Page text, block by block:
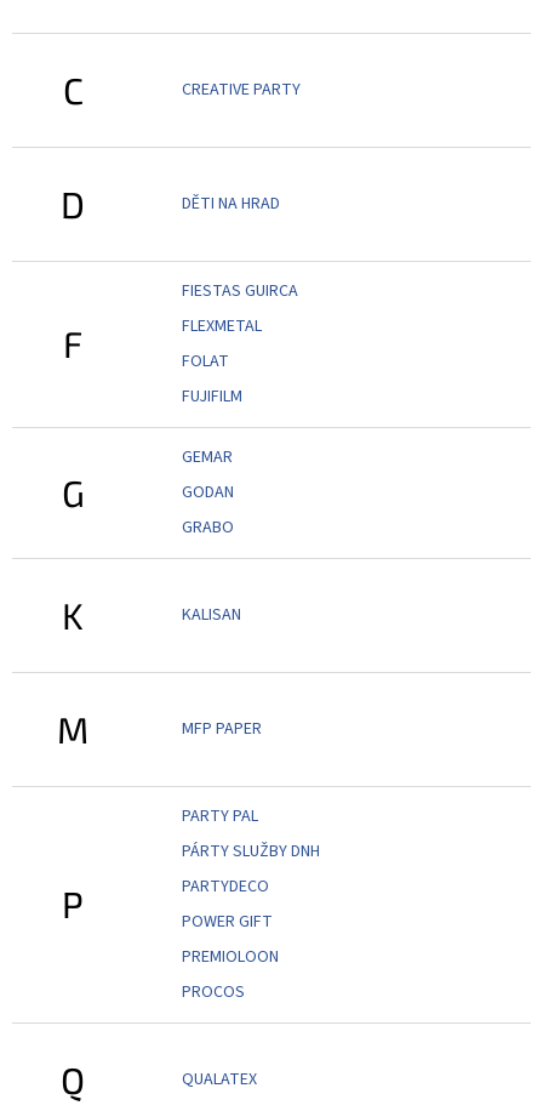
SVATBA
SLUŽBY
C CREATIVE PARTY
D DĚTI NA HRAD
F
FIESTAS GUIRCA
FLEXMETAL
FOLAT
FUJIFILM
G
GEMAR
GODAN
GRABO
K KALISAN
M MFP PAPER
P
PARTY PAL
PÁRTY SLUŽBY DNH
PARTYDECO
POWER GIFT
PREMIOLOON
PROCOS
Q QUALATEX